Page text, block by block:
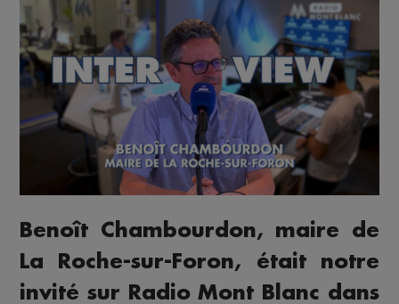
Benoît Chambourdon, maire de
La Roche-sur-Foron, était notre
invité sur Radio Mont Blanc dans